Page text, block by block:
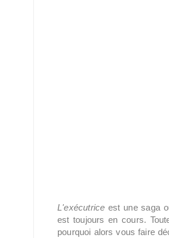
L'exécutrice est une saga
est toujours en cours.
pourquoi alors vous faire